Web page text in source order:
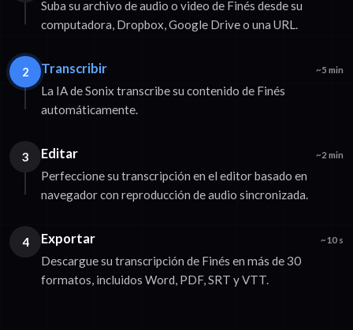
Suba su archivo de audio o video de Finés desde su
computadora, Dropbox, Google Drive o una URL.
2 Transcribir ~5 min
La IA de Sonix transcribe su contenido de Finés
automáticamente.
3 Editar ~2 min
Perfeccione su transcripción en el editor basado en
navegador con reproducción de audio sincronizada.
4 Exportar ~10 s
Descargue su transcripción de Finés en más de 30
formatos, incluidos Word, PDF, SRT y VTT.